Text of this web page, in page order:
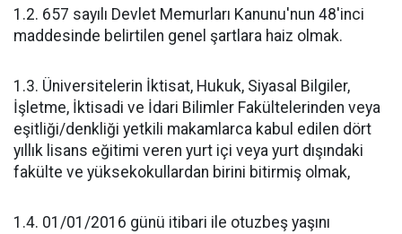
1.2. 657 sayılı Devlet Memurları Kanunu'nun 48'inci
maddesinde belirtilen genel şartlara haiz olmak.
1.3. Üniversitelerin İktisat, Hukuk, Siyasal Bilgiler,
İşletme, İktisadi ve İdari Bilimler Fakültelerinden veya
eşitliği/denkliği yetkili makamlarca kabul edilen dört
yıllık lisans eğitimi veren yurt içi veya yurt dışındaki
fakülte ve yüksekokullardan birini bitirmiş olmak,
1.4. 01/01/2016 günü itibari ile otuzbeş yaşını